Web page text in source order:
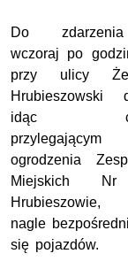
Do
wczoraj po
przy ulicy
Hrubieszowski
idąc
ogrodzenia
Miejskich
Hrubieszowie,
nagle
się pojazdów.